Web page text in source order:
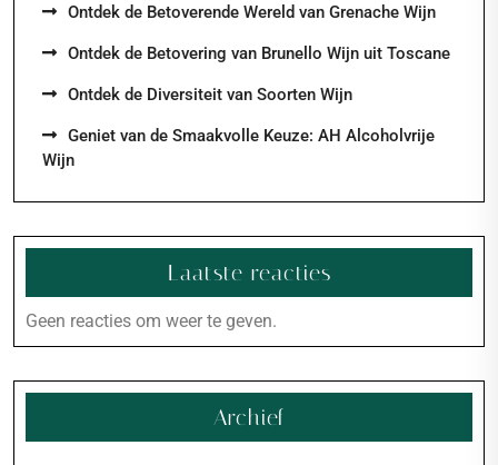
Ontdek de Betoverende Wereld van Grenache Wijn
Ontdek de Betovering van Brunello Wijn uit Toscane
Ontdek de Diversiteit van Soorten Wijn
Geniet van de Smaakvolle Keuze: AH Alcoholvrije
Wijn
Laatste reacties
Geen reacties om weer te geven.
Archief